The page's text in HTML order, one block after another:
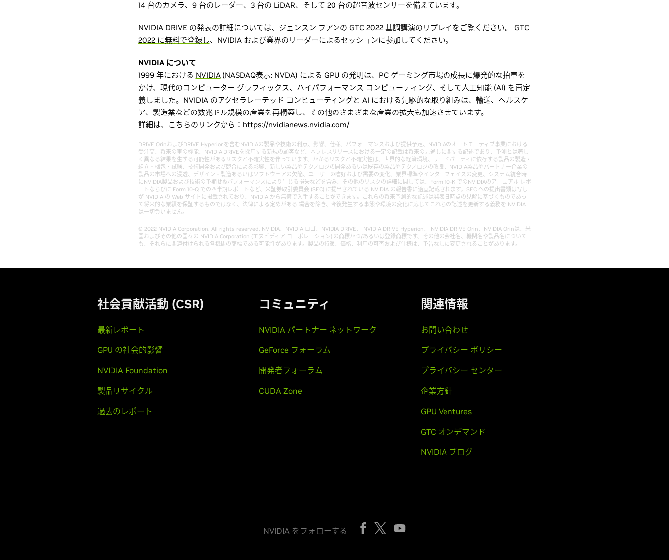
14 台のカメラ、9 台のレーダー、3 台の LiDAR、そして 20 台の超音波センサーを備えています。
NVIDIA DRIVE の発表の詳細については、ジェンスン フアンの GTC 2022 基調講演のリプレイをご覧ください。
GTC
2022 に無料で登録し、NVIDIA および業界のリーダーによるセッションに参加してください。
NVIDIA について
1999 年における NVIDIA(NASDAQ表示: NVDA) による GPU の発明は、PC ゲーミング市場の成長に爆発的な拍車を
かけ、現代のコンピューター グラフィックス、ハイパフォーマンス コンピューティング、そして人工知能 (AI) を再定
義しました。NVIDIA のアクセラレーテッド コンピューティングと AI における先駆的な取り組みは、輸送、ヘルスケ
ア、製造業などの数兆ドル規模の産業を再構築し、その他のさまざまな産業の拡大も加速させています。
詳細は、こちらのリンクから： https://nvidianews.nvidia.com/
DRIVE OrinおよびDRIVE Hyperionを含むNVIDIAの製品や技術の利点、影響、仕様、パフォーマンスおよび提供予定、NVIDIAのオートモーティブ事業における
受注高、将来の車の機能、NVIDIA DRIVEを採用する新規の顧客など、本プレスリリースにおける一定の記載は将来の見通しに関する記述であり、予測とは著し
く異なる結果を生ずる可能性があるリスクと不確実性を伴っています。かかるリスクと不確実性は、世界的な経済環境、サードパーティに依存する製品の製造・
組立・梱包・試験、技術開発および競合による影響、新しい製品やテクノロジの開発あるいは既存の製品やテクノロジの改良、NVIDIA製品やパートナー企業の
製品の市場への浸透、デザイン・製造あるいはソフトウェアの欠陥、ユーザーの嗜好および需要の変化、業界標準やインターフェイスの変更、システム統合時
にNVIDIA製品および技術の予期せぬパフォーマンスにより生じる損失などを含み、その他のリスクの詳細に関しては、Form 10-K でのNVIDIAのアニュアル レポ
ートならびに Form 10-Q での四半期レポートなど、米証券取引委員会 (SEC) に提出されている NVIDIA の報告書に適宜記載されます。SEC への提出書類は写し
が NVIDIA の Web サイトに掲載されており、NVIDIA から無償で入手することができます。これらの将来予測的な記述は発表日時点の見解に基づくものであっ
て将来的な業績を保証するものではなく、法律による定めがある 場合を除き、今後発生する事態や環境の変化に応じてこれらの記述を更新する義務を NVIDIA
は一切負いません。
© 2022 NVIDIA Corporation. All rights reserved. NVIDIA、NVIDIA ロゴ、NVIDIA DRIVE、 NVIDIA DRIVE Hyperion、 NVIDIA DRIVE Orin、NVIDIA Orinは、米
国およびその他の国々の NVIDIA Corporation (エヌビディア コーポレーション) の商標かつ/あるいは登録商標です。その他の会社名、機関名や製品名について
も、それらに関連付けられる各機関の商標である可能性があります。製品の特徴、価格、利用の可否および仕様は、予告なしに変更されることがあります。
社会貢献活動 (CSR)
最新レポート
GPU の社会的影響
NVIDIA Foundation
製品リサイクル
過去のレポート
コミュニティ
NVIDIA パートナー ネットワーク
GeForce フォーラム
開発者フォーラム
CUDA Zone
関連情報
お問い合わせ
プライバシー ポリシー
プライバシー センター
企業方針
GPU Ventures
GTC オンデマンド
NVIDIA ブログ
NVIDIA をフォローする